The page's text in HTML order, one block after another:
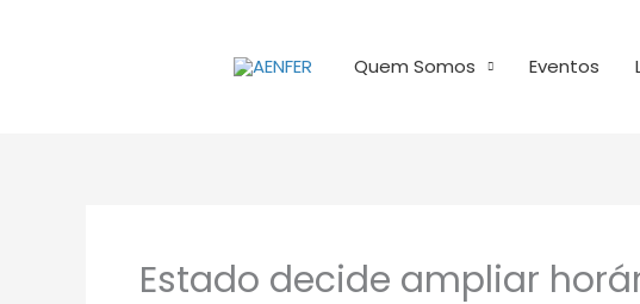
Quem Somos Eventos
Estado decide ampliar